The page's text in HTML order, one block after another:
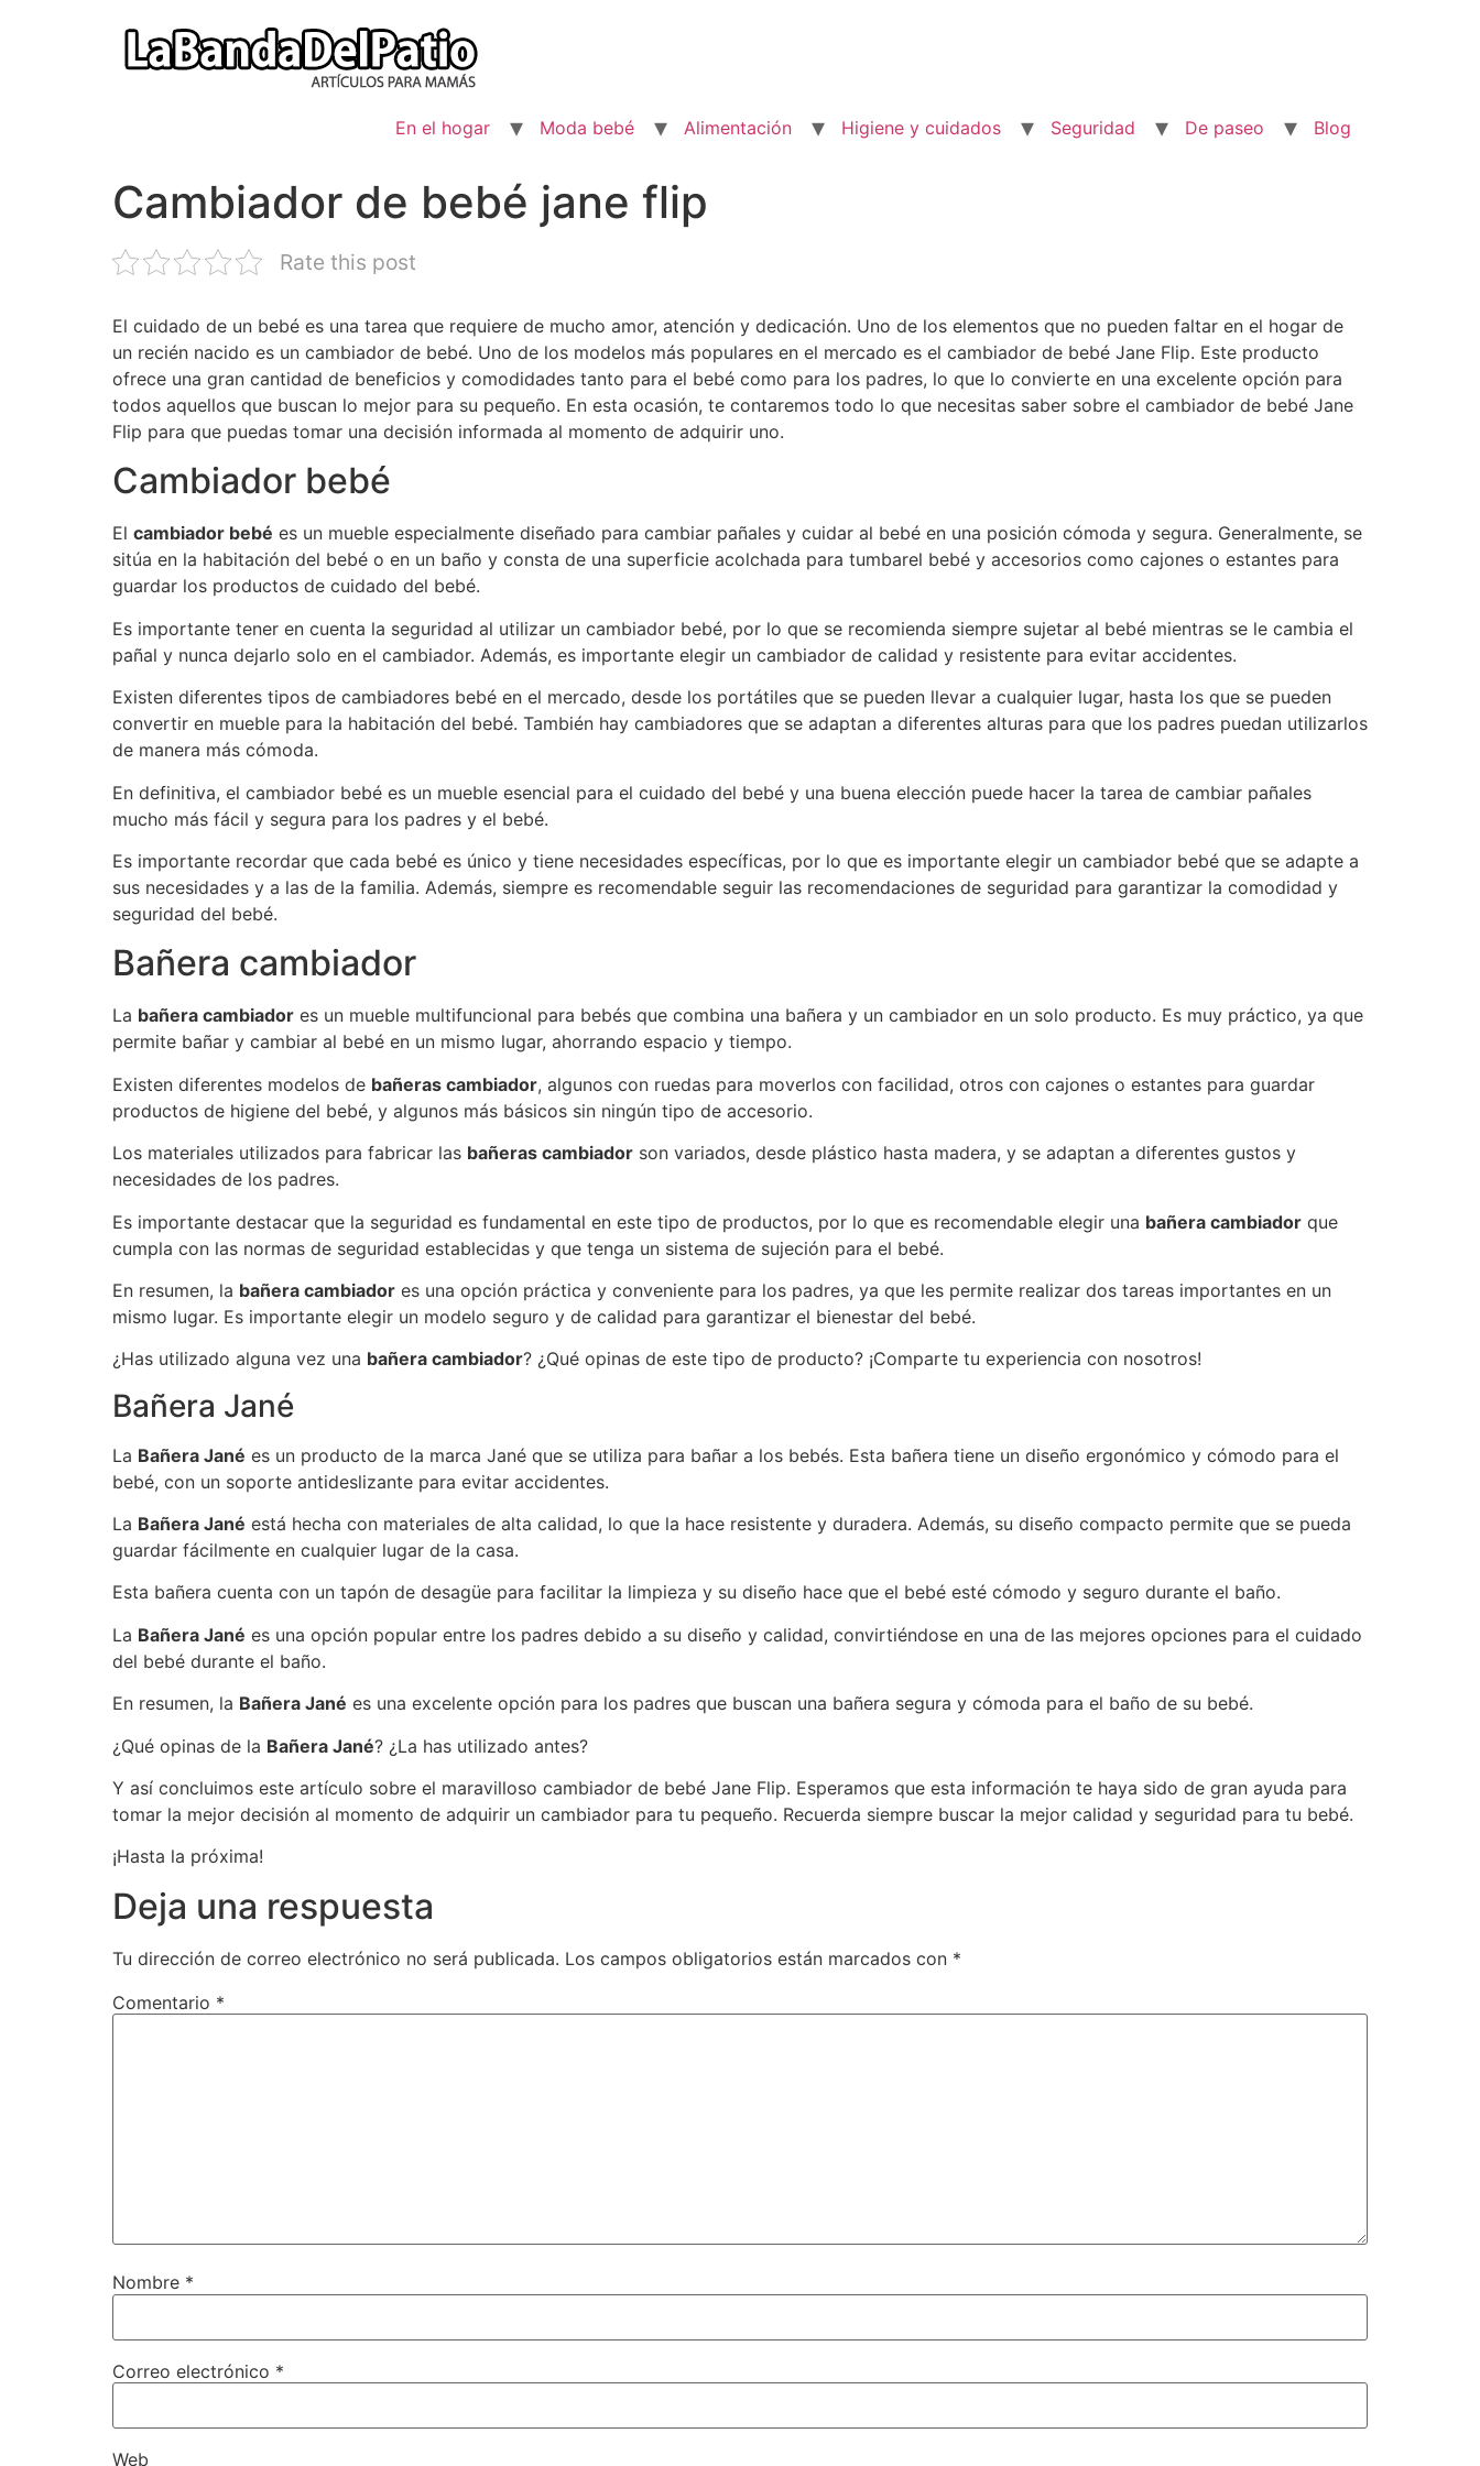
En el hogar Moda bebé Alimentación Higiene y cuidados Seguridad De paseo Blog
Cambiador de bebé jane flip
Rate this post
El cuidado de un bebé es una tarea que requiere de mucho amor, atención y dedicación. Uno de los elementos que no pueden faltar en el hogar de
un recién nacido es un cambiador de bebé. Uno de los modelos más populares en el mercado es el cambiador de bebé Jane Flip. Este producto
ofrece una gran cantidad de beneficios y comodidades tanto para el bebé como para los padres, lo que lo convierte en una excelente opción para
todos aquellos que buscan lo mejor para su pequeño. En esta ocasión, te contaremos todo lo que necesitas saber sobre el cambiador de bebé Jane
Flip para que puedas tomar una decisión informada al momento de adquirir uno.
Cambiador bebé
El cambiador bebé es un mueble especialmente diseñado para cambiar pañales y cuidar al bebé en una posición cómoda y segura. Generalmente, se
sitúa en la habitación del bebé o en un baño y consta de una superficie acolchada para tumbarel bebé y accesorios como cajones o estantes para
guardar los productos de cuidado del bebé.
Es importante tener en cuenta la seguridad al utilizar un cambiador bebé, por lo que se recomienda siempre sujetar al bebé mientras se le cambia el
pañal y nunca dejarlo solo en el cambiador. Además, es importante elegir un cambiador de calidad y resistente para evitar accidentes.
Existen diferentes tipos de cambiadores bebé en el mercado, desde los portátiles que se pueden llevar a cualquier lugar, hasta los que se pueden
convertir en mueble para la habitación del bebé. También hay cambiadores que se adaptan a diferentes alturas para que los padres puedan utilizarlos
de manera más cómoda.
En definitiva, el cambiador bebé es un mueble esencial para el cuidado del bebé y una buena elección puede hacer la tarea de cambiar pañales
mucho más fácil y segura para los padres y el bebé.
Es importante recordar que cada bebé es único y tiene necesidades específicas, por lo que es importante elegir un cambiador bebé que se adapte a
sus necesidades y a las de la familia. Además, siempre es recomendable seguir las recomendaciones de seguridad para garantizar la comodidad y
seguridad del bebé.
Bañera cambiador
La bañera cambiador es un mueble multifuncional para bebés que combina una bañera y un cambiador en un solo producto. Es muy práctico, ya que
permite bañar y cambiar al bebé en un mismo lugar, ahorrando espacio y tiempo.
Existen diferentes modelos de bañeras cambiador, algunos con ruedas para moverlos con facilidad, otros con cajones o estantes para guardar
productos de higiene del bebé, y algunos más básicos sin ningún tipo de accesorio.
Los materiales utilizados para fabricar las bañeras cambiador son variados, desde plástico hasta madera, y se adaptan a diferentes gustos y
necesidades de los padres.
Es importante destacar que la seguridad es fundamental en este tipo de productos, por lo que es recomendable elegir una bañera cambiador que
cumpla con las normas de seguridad establecidas y que tenga un sistema de sujeción para el bebé.
En resumen, la bañera cambiador es una opción práctica y conveniente para los padres, ya que les permite realizar dos tareas importantes en un
mismo lugar. Es importante elegir un modelo seguro y de calidad para garantizar el bienestar del bebé.
¿Has utilizado alguna vez una bañera cambiador? ¿Qué opinas de este tipo de producto? ¡Comparte tu experiencia con nosotros!
Bañera Jané
La Bañera Jané es un producto de la marca Jané que se utiliza para bañar a los bebés. Esta bañera tiene un diseño ergonómico y cómodo para el
bebé, con un soporte antideslizante para evitar accidentes.
La Bañera Jané está hecha con materiales de alta calidad, lo que la hace resistente y duradera. Además, su diseño compacto permite que se pueda
guardar fácilmente en cualquier lugar de la casa.
Esta bañera cuenta con un tapón de desagüe para facilitar la limpieza y su diseño hace que el bebé esté cómodo y seguro durante el baño.
La Bañera Jané es una opción popular entre los padres debido a su diseño y calidad, convirtiéndose en una de las mejores opciones para el cuidado
del bebé durante el baño.
En resumen, la Bañera Jané es una excelente opción para los padres que buscan una bañera segura y cómoda para el baño de su bebé.
¿Qué opinas de la Bañera Jané? ¿La has utilizado antes?
Y así concluimos este artículo sobre el maravilloso cambiador de bebé Jane Flip. Esperamos que esta información te haya sido de gran ayuda para
tomar la mejor decisión al momento de adquirir un cambiador para tu pequeño. Recuerda siempre buscar la mejor calidad y seguridad para tu bebé.
¡Hasta la próxima!
Deja una respuesta
Tu dirección de correo electrónico no será publicada. Los campos obligatorios están marcados con *
Comentario *
Nombre *
Correo electrónico *
Web